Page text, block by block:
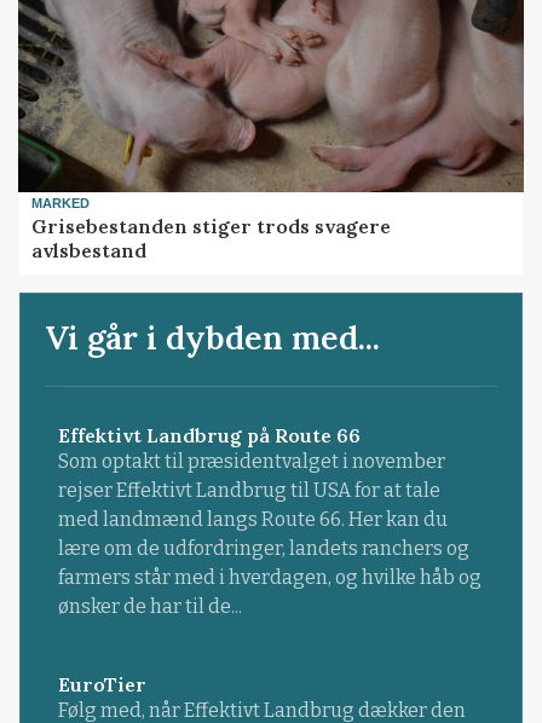
MARKED
Grisebestanden stiger trods svagere
avlsbestand
Vi går i dybden med...
Effektivt Landbrug på Route 66
Som optakt til præsidentvalget i november
rejser Effektivt Landbrug til USA for at tale
med landmænd langs Route 66. Her kan du
lære om de udfordringer, landets ranchers og
farmers står med i hverdagen, og hvilke håb og
ønsker de har til de...
EuroTier
Følg med, når Effektivt Landbrug dækker den